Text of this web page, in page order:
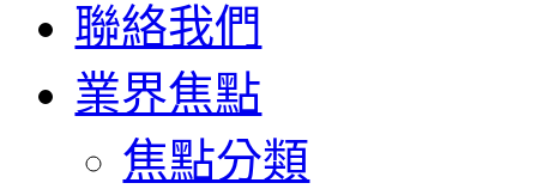
聯絡我們
業界焦點
焦點分類